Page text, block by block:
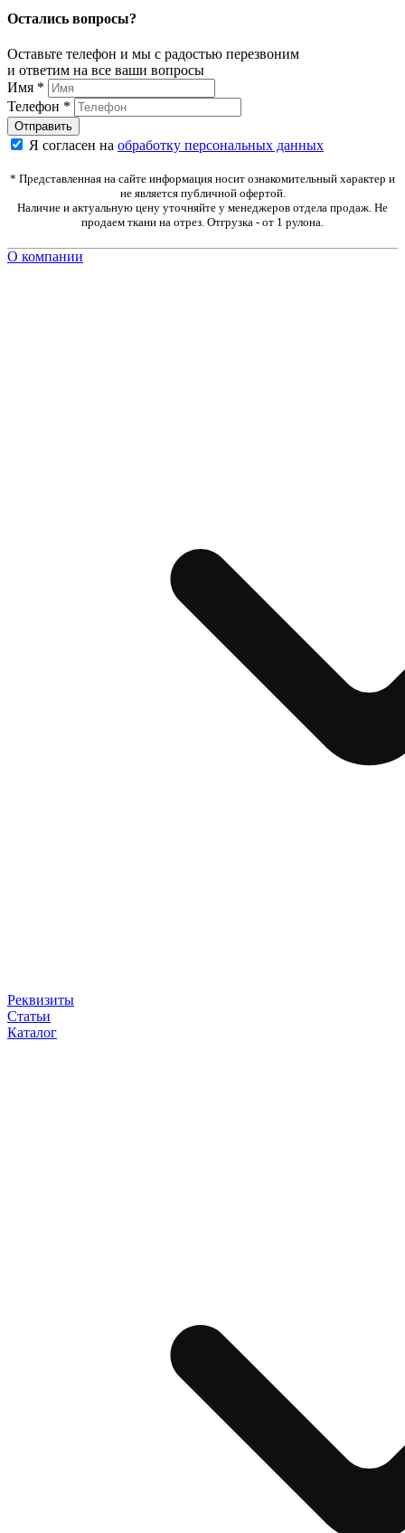
Остались вопросы?
Оставьте телефон и мы с радостью перезвоним
и ответим на все ваши вопросы
Имя *
Телефон *
Я согласен на обработку персональных данных
* Представленная на сайте информация носит ознакомительный характер и
не является публичной офертой.
Наличие и актуальную цену уточняйте у менеджеров отдела продаж. Не
продаем ткани на отрез. Отгрузка - от 1 рулона.
О компании
Реквизиты
Статьи
Каталог